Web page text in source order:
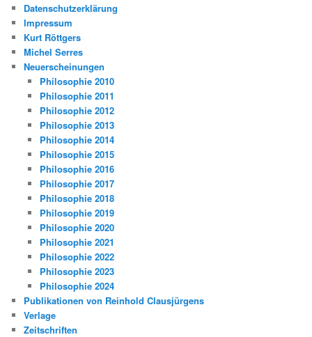
Datenschutzerklärung
Impressum
Kurt Röttgers
Michel Serres
Neuerscheinungen
Philosophie 2010
Philosophie 2011
Philosophie 2012
Philosophie 2013
Philosophie 2014
Philosophie 2015
Philosophie 2016
Philosophie 2017
Philosophie 2018
Philosophie 2019
Philosophie 2020
Philosophie 2021
Philosophie 2022
Philosophie 2023
Philosophie 2024
Publikationen von Reinhold Clausjürgens
Verlage
Zeitschriften